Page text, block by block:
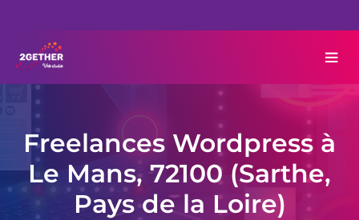
Freelances Wordpress à
Le Mans, 72100 (Sarthe,
Pays de la Loire)